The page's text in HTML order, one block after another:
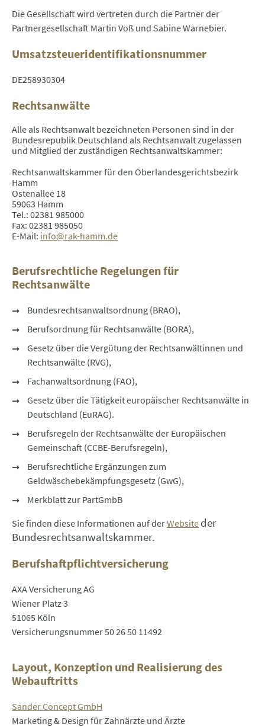
Die Gesellschaft wird vertreten durch die Partner der
Partnergesellschaft Martin Voß und Sabine Warnebier.
Umsatzsteueridentifikationsnummer
DE258930304
Rechtsanwälte
Alle als Rechtsanwalt bezeichneten Personen sind in der
Bundesrepublik Deutschland als Rechtsanwalt zugelassen
und Mitglied der zuständigen Rechtsanwaltskammer:
Rechtsanwaltskammer für den Oberlandesgerichtsbezirk
Hamm
Ostenallee 18
59063 Hamm
Tel.: 02381 985000
Fax: 02381 985050
E-Mail: info@rak-hamm.de
Berufsrechtliche Regelungen für
Rechtsanwälte
Bundesrechtsanwaltsordnung (BRAO),
Berufsordnung für Rechtsanwälte (BORA),
Gesetz über die Vergütung der Rechtsanwältinnen und
Rechtsanwälte (RVG),
Fachanwaltsordnung (FAO),
Gesetz über die Tätigkeit europäischer Rechtsanwälte in
Deutschland (EuRAG).
Berufsregeln der Rechtsanwälte der Europäischen
Gemeinschaft (CCBE-Berufsregeln),
Berufsrechtliche Ergänzungen zum
Geldwäschebekämpfungsgesetz (GwG),
Merkblatt zur PartGmbB
Sie finden diese Informationen auf derWebsite der
Bundesrechtsanwaltskammer.
Berufshaftpflichtversicherung
AXA Versicherung AG
Wiener Platz 3
51065 Köln
Versicherungsnummer 50 26 50 11492
Layout, Konzeption und Realisierung des
Webauftritts
Sander Concept GmbH
Marketing & Design für Zahnärzte und Ärzte